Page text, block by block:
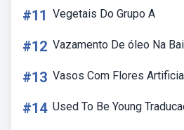
#11 Vegetais Do Grupo A
#12 Vazamento De óleo Na
#13 Vasos Com Flores
#14 Used To Be Young